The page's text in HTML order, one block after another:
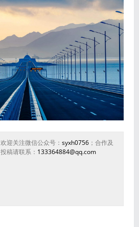
欢迎关注微信公众号： syxh0756；合作及
投稿请联系： 133364884@qq.com